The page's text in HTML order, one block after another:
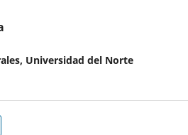
Universidad del Norte